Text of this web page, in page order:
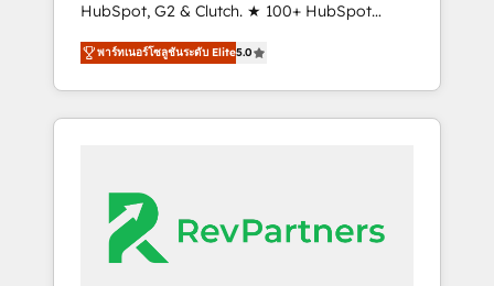
service to drive sustainable growth With 6
key HubSpot accreditations and experience
across hundreds of organizations in dozens
of industries, there’s a good chance one of
our globally integrated teams has worked
looking for...and get your next big initiative
moving!
HubSpot, G2 & Clutch. ★ 100+ HubSpot
Certified Experts & Trainers across the team
★ 1,500+ implementations across five
continents ★ AI-First, RevOps-led,
Onboarding obsessed ★ Company of the
engine. We onboard your team, migrate your
data, and build AI-powered workflows that
drive adoption from week one, in your time
พาร์ทเนอร์โซลูชันระดับ Elite5.0